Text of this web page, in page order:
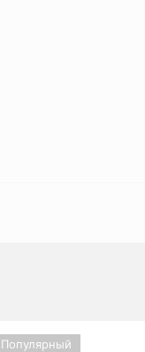
Популярный